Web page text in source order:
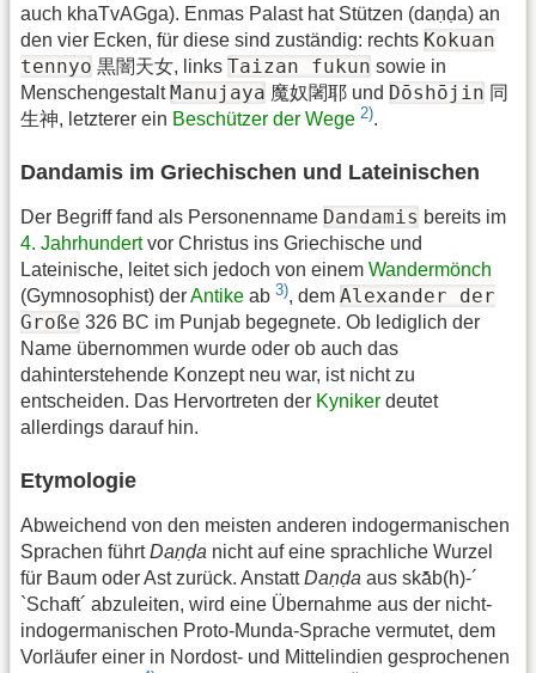
auch khaTvAGga). Enmas Palast hat Stützen (daṇḍa) an
den vier Ecken, für diese sind zuständig: rechts Kokuan
tennyo 黒闇天女, links Taizan fukun sowie in
MenschengestaltManujaya 魔奴闍耶 und Dōshōjin 同
生神, letzterer ein Beschützer der Wege 2).
Dandamis im Griechischen und Lateinischen
Der Begriff fand als Personenname Dandamis bereits im
4. Jahrhundertvor Christus ins Griechische und
Lateinische, leitet sich jedoch von einem Wandermönch
(Gymnosophist) derAntike ab 3), dem Alexander der
Große 326 BC im Punjab begegnete. Ob lediglich der
Name übernommen wurde oder ob auch das
dahinterstehende Konzept neu war, ist nicht zu
entscheiden. Das Hervortreten der Kyniker deutet
allerdings darauf hin.
Etymologie
Abweichend von den meisten anderen indogermanischen
Sprachen führtDaṇḍa nicht auf eine sprachliche Wurzel
für Baum oder Ast zurück. AnstattDaṇḍa aus skā̆b(h)-´
`Schaft´ abzuleiten, wird eine Übernahme aus der nicht-
indogermanischen Proto-Munda-Sprache vermutet, dem
Vorläufer einer in Nordost- und Mittelindien gesprochenen